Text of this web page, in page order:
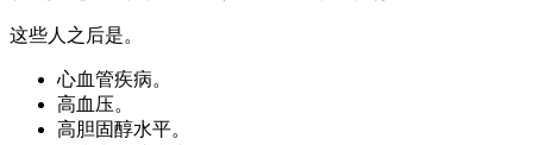
这些人之后是。
心血管疾病。
高血压。
高胆固醇水平。